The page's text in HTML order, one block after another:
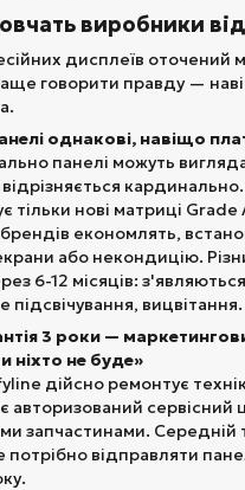
виробники
дисплеїв оточений
говорити правду —
однакові, навіщо
панелі можуть
тільки нові матриці Grade
економлять,
або некондицію.
6-12 місяців: з'являються
підсвічування, вицвітання.
3 роки —
ніхто не буде»
дійсно ремонтує
авторизований сервісний
запчастинами. Середній
потрібно відправляти